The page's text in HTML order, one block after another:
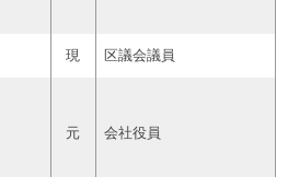
現 区議会議員
元 会社役員